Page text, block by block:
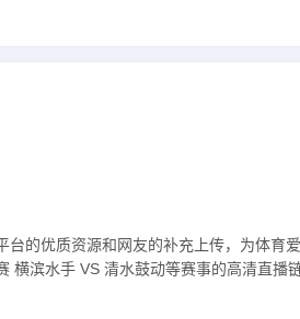
的优质资源和网友的补充上传，为体
滨水手 VS 清水鼓动等赛事的高清直播